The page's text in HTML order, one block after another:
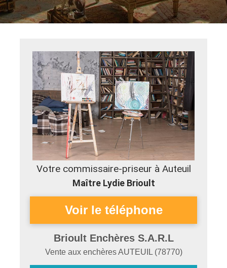
Votre commissaire-priseur à Auteuil
Maître Lydie Brioult
Brioult Enchères S.A.R.L
Vente aux enchèresAUTEUIL(78770)